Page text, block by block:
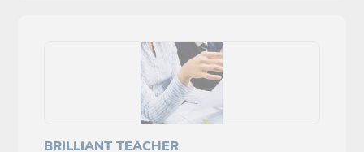
BRILLIANT TEACHER